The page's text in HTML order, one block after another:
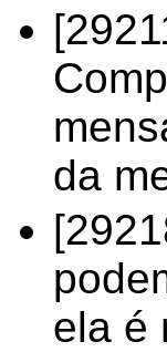
da
ela é